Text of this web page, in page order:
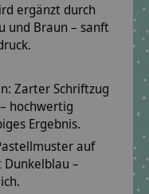
ergänzt durch
und Braun – sanft
Zarter Schriftzug
hochwertig
Ergebnis.
auf
–